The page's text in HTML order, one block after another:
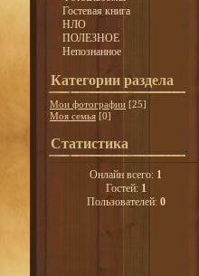
Гостевая книга
НЛО
ПОЛЕЗНОЕ
Непознанное
Категории раздела
Мои фотографии [25]
Моя семья [0]
Статистика
Онлайн всего: 1
Гостей: 1
Пользователей: 0